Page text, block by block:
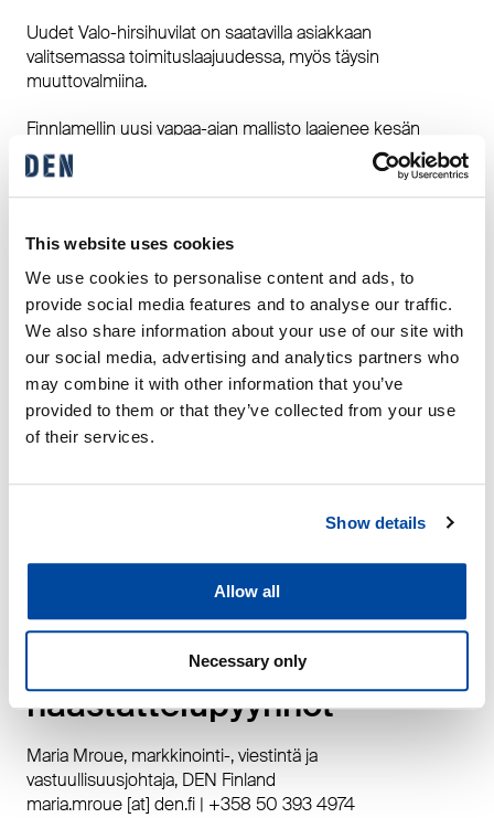
This website uses cookies
We use cookies to personalise content and ads, to
provide social media features and to analyse our traffic.
We also share information about your use of our site with
our social media, advertising and analytics partners who
may combine it with other information that you’ve
provided to them or that they’ve collected from your use
of their services.
Show details
Allow all
Necessary only
Uudet Valo-hirsihuvilat on saatavilla asiakkaan
valitsemassa toimituslaajuudessa, myös täysin
muuttovalmiina.
Finnlamellin uusi vapaa-ajan mallisto laajenee kesän
aikana uusilla huvilamalleilla ja tyylisuunnilla.
DEN on muuttovalmiiden pientalojen ykkönen
DEN Finlandilla on pitkä kokemus muuttovalmiiden
pientalojen edelläkävijänä. Designtalo, joka on osa DENiä,
alkoi ensimmäisenä tehdä muuttovalmiita pientaloja jo
1990-luvulla ja lanseerasi käyttöön “muuttovalmis”-termin.
Vuosikymmenien aikana prosessit ovat hioutuneet ja
verkosto vahvistunut, ja tänä päivänä DEN onkin
muuttovalmiiden pientalojen markkinajohtaja
tuotemerkeillään Designtalo, Finnlamelli ja Ainoakoti, joka
on yhteistyömerkki K-Raudan kanssa.
mahdollisimman valmiiksi rakennettu, ja siitä puhutaan
hirsihuvilat on saatavilla myös sisustusvalmiina ja
Lisätiedot ja
haastattelupyynnöt
Maria Mroue, markkinointi-, viestintä ja
vastuullisuusjohtaja, DEN Finland
maria.mroue [at] den.fi | +358 50 393 4974